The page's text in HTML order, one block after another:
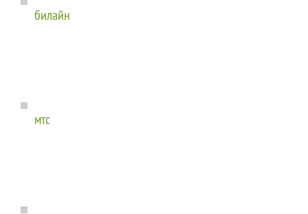
билайн
мтс